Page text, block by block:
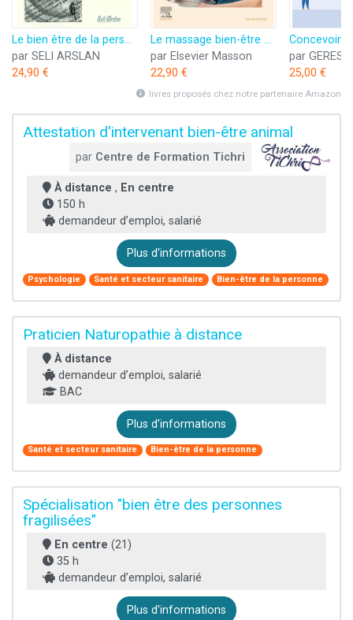
Le bien être de la personne âgée en institution: Un défi au quotidien
par SELI ARSLAN
24,90 €
Le massage bien-être de la personne âgée: Mieux prendre soin de nos aînés en Ehpad, en Gériatrie, à domicile ...
par Elsevier Masson
22,90 €
par GERESO
25,00 €
livres proposés chez notre partenaire Amazon
Attestation d'intervenant bien-être animal
par Centre de Formation Tichri
À distance , En centre
150 h
demandeur d’emploi, salarié
Plus d'informations
Psychologie Santé et secteur sanitaire Bien-être de la personne
Praticien Naturopathie à distance
À distance
demandeur d’emploi, salarié
BAC
Plus d'informations
Santé et secteur sanitaire Bien-être de la personne
Spécialisation "bien être des personnes
fragilisées"
En centre (21)
35 h
demandeur d’emploi, salarié
Plus d'informations